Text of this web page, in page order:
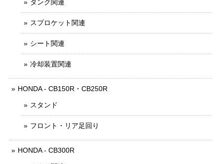
タンク関連
スプロケット関連
シート関連
冷却装置関連
HONDA - CB150R・CB250R
スタンド
フロント・リア足回り
HONDA - CB300R